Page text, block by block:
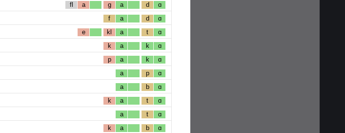
fl a g a d ɑ
f a d ɑ
e kl a t ɑ
k a k ɑ
p a k ɑ
a p ɑ
a b ɑ
k a t ɑ
a t ɑ
k a b ɑ